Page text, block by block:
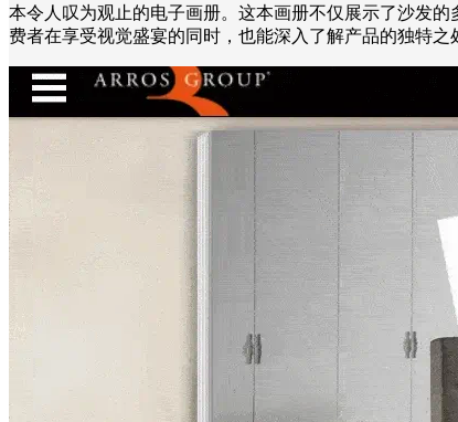
本令人叹为观止的电子画册。这本画册不仅展示了沙发
费者在享受视觉盛宴的同时，也能深入了解产品的独特之